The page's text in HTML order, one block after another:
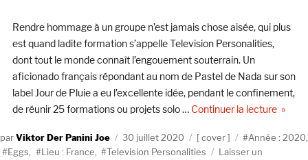
des
Television
Personalities
(inédit)
Rendre hommage à un groupe n’est jamais chose aisée, qui plus
est quand ladite formation s’appelle Television Personalities,
dont tout le monde connaît l’engouement souterrain. Un
aficionado français répondant au nom de Pastel de Nada sur son
label Jour de Pluie a eu l’excellente idée, pendant le confinement,
de réunir 25 formations ou projets solo … Continuer la lecturede «
AuteurViktor Der Panini Joe
Publié
le
30 juillet 2020 Catégories
cover Étiquettes
Année : 2020
Eggs
Lieu : France Television Personalities
Laisser un